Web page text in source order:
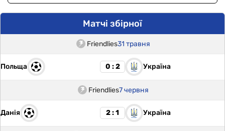
Матчі збірної
Friendlies31 травня
Польща 0 : 2 Україна
Friendlies7 червня
Данія 2 : 1 Україна